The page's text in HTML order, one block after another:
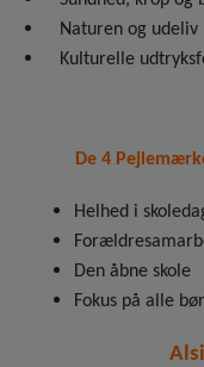
Naturen og udeliv
Kulturelle
De 4
Helhed i
Den åbne skole
Fokus på alle